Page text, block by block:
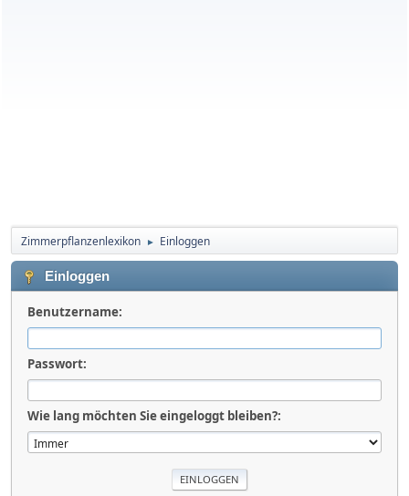
Zimmerpflanzenlexikon ► Einloggen
Einloggen
Benutzername:
Passwort:
Wie lang möchten Sie eingeloggt bleiben?: